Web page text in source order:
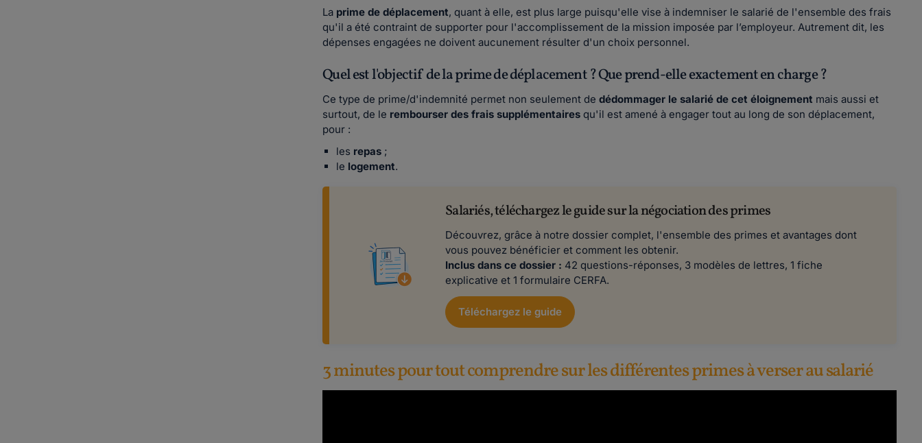
La prime de déplacement, quant à elle, est plus large puisqu'elle vise à indemniser le salarié de l'ensemble des frais
qu'il a été contraint de supporter pour l'accomplissement de la mission imposée par l’employeur. Autrement dit, les
dépenses engagées ne doivent aucunement résulter d'un choix personnel.
Quel est l'objectif de la prime de déplacement ? Que prend-elle exactement en charge ?
Ce type de prime/d'indemnité permet non seulement dedédommager le salarié de cet éloignement mais aussi et
surtout, de le rembourser des frais supplémentaires qu'il est amené à engager tout au long de son déplacement,
pour :
les repas ;
le logement.
Salariés, téléchargez le guide sur la négociation des primes
Découvrez, grâce à notre dossier complet, l'ensemble des primes et avantages dont
vous pouvez bénéficier et comment les obtenir.
Inclus dans ce dossier : 42 questions-réponses, 3 modèles de lettres, 1 fiche
explicative et 1 formulaire CERFA.
Téléchargez le guide
3 minutes pour tout comprendre sur les différentes primes à verser au salarié